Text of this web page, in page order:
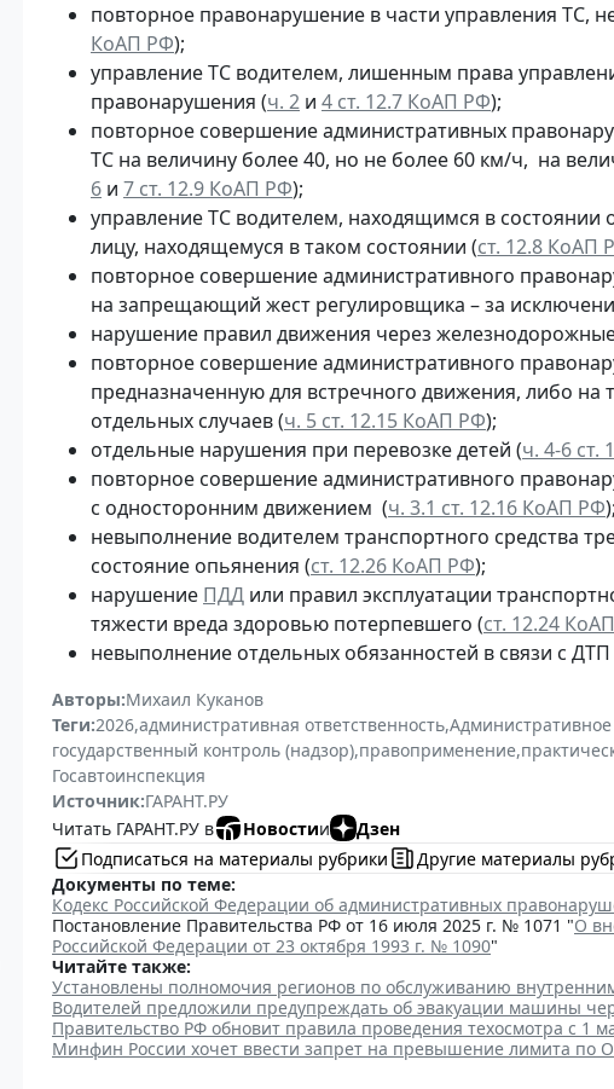
повторное правонарушение в части управления ТС,
КоАП РФ);
управление ТС водителем, лишенным права
правонарушения (ч. 2 и 4 ст. 12.7 КоАП РФ);
повторное совершение административных
ТС на величину более 40, но не более 60 км/ч, на
6 и 7 ст. 12.9 КоАП РФ);
управление ТС водителем, находящимся в
лицу, находящемуся в таком состоянии (ст. 12.8 КоАП
повторное совершение административного
на запрещающий жест регулировщика – за
нарушение правил движения через
повторное совершение административного
предназначенную для встречного движения, либо
отдельных случаев (ч. 5 ст. 12.15 КоАП РФ);
отдельные нарушения при перевозке детей (ч. 4-6 ст.
повторное совершение административного
с односторонним движением (ч. 3.1 ст. 12.16 КоАП РФ);
невыполнение водителем транспортного средства
состояние опьянения (ст. 12.26 КоАП РФ);
нарушение ПДД или правил эксплуатации
тяжести вреда здоровью потерпевшего (ст. 12.24
невыполнение отдельных обязанностей в связи с ДТП
Авторы:Михаил Куканов
Теги:2026,административная ответственность,
государственный контроль (надзор),правоприменение,
Госавтоинспекция
Источник:ГАРАНТ.РУ
Читать ГАРАНТ.РУ в
Новостии
Дзен
Подписаться на материалы рубрики
Другие материалы
Документы по теме:
Кодекс Российской Федерации об административных
Постановление Правительства РФ от 16 июля 2025 г. № 1071 "О
Российской Федерации от 23 октября 1993 г. № 1090"
Читайте также:
Установлены полномочия регионов по обслуживанию
Водителей предложили предупреждать об эвакуации машины
Правительство РФ обновит правила проведения техосмотра с 1
Минфин России хочет ввести запрет на превышение лимита по